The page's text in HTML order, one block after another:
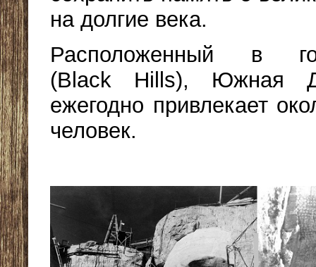
на долгие века.
Расположенный в
(Black Hills), Южная
ежегодно привлекает
человек.